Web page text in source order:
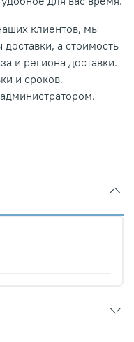
клиентов, мы
а стоимость
и региона доставки.
и сроков,